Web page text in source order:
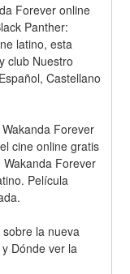
Forever online
Panther:
latino, esta
club Nuestro
Castellano
Forever
cine online gratis
Forever
Película
la nueva
Dónde ver la